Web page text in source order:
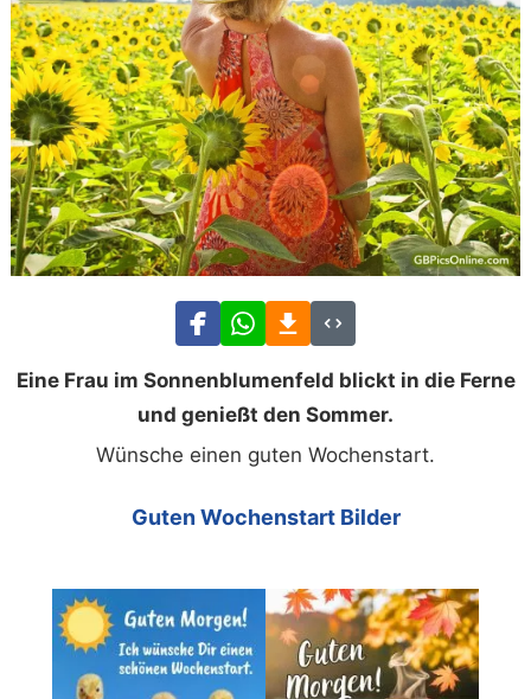
Eine Frau im Sonnenblumenfeld blickt in die Ferne
und genießt den Sommer.
Wünsche einen guten Wochenstart.
Guten Wochenstart Bilder